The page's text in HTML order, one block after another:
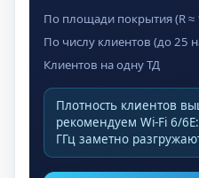
По площади покрытия (R ≈
По числу клиентов (до 25
Клиентов на одну ТД
Плотность клиентов
рекомендуем Wi-Fi 6/
ГГц заметно